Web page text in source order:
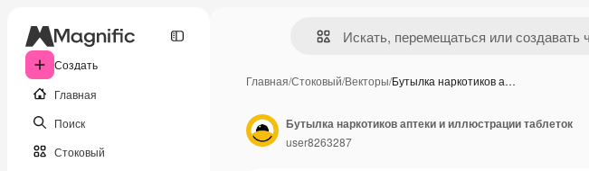
Создать
Главная
Поиск
Стоковый
Главная/Стоковый/Векторы/Бутылка наркотиков а…
Бутылка наркотиков аптеки и иллюстрации таблеток
user8263287